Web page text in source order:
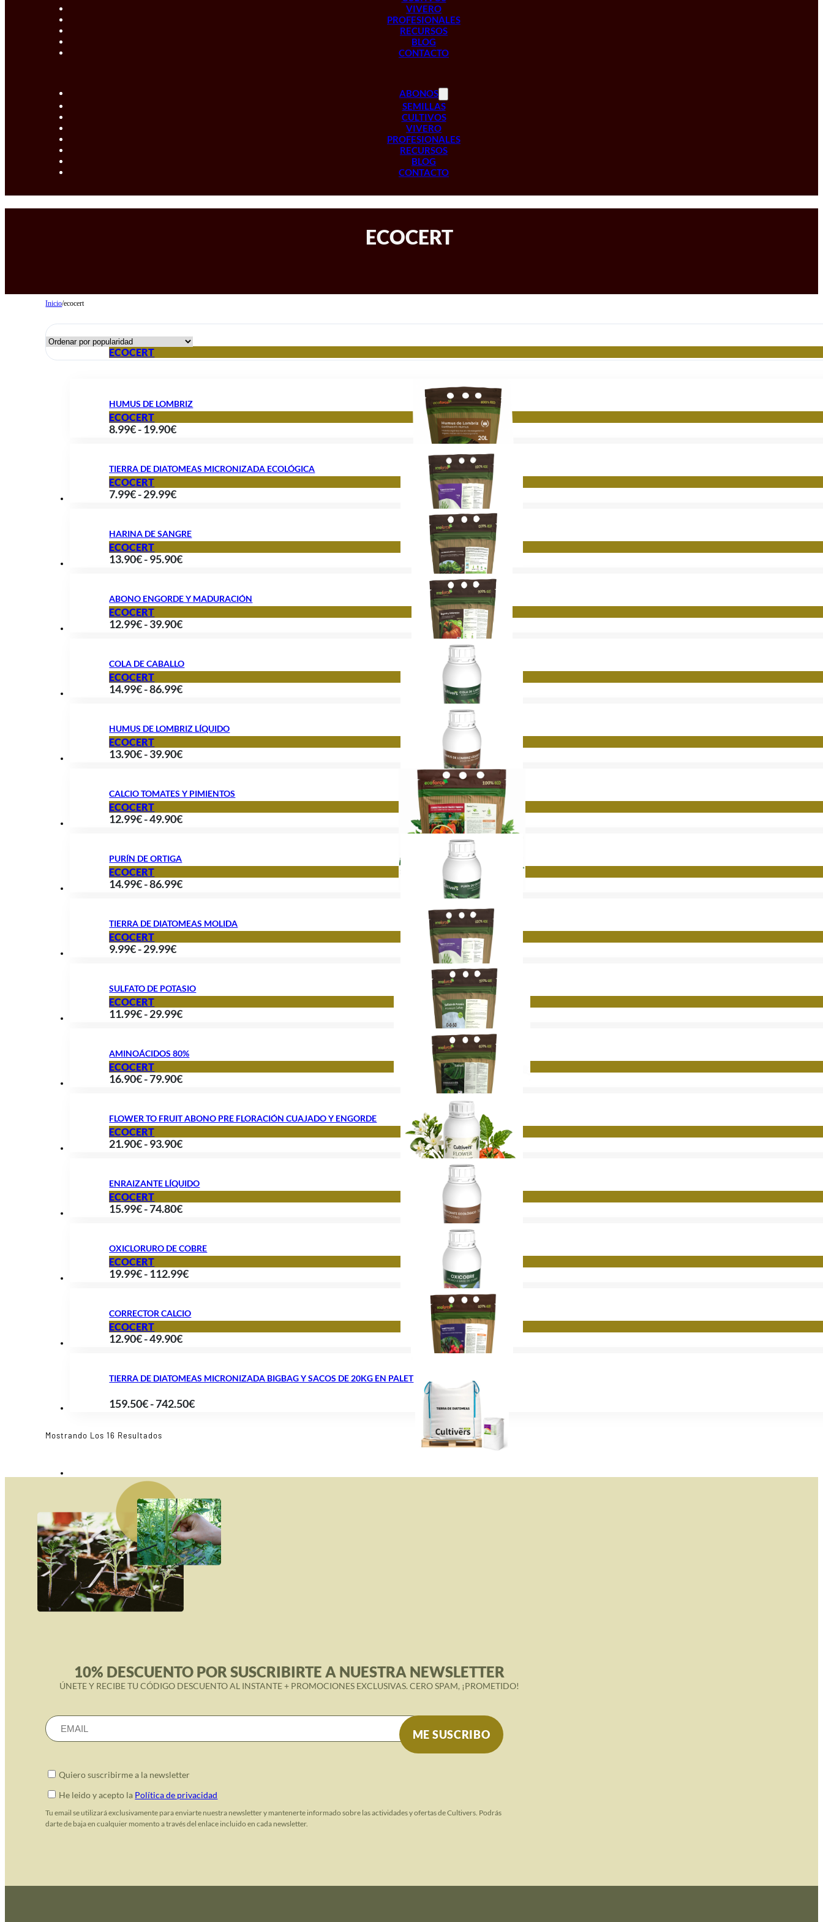
VIVERO
PROFESIONALES
RECURSOS
BLOG
CONTACTO
ABONOS
SEMILLAS
CULTIVOS
VIVERO
PROFESIONALES
RECURSOS
BLOG
CONTACTO
ECOCERT
Inicio/ecocert
ECOCERT
HUMUS DE LOMBRIZ
8.99€-19.90€Rango
desde
8.99€
19.90€
ECOCERT
TIERRA DE DIATOMEAS MICRONIZADA ECOLÓGICA
7.99€-29.99€Rango
desde
7.99€
29.99€
ECOCERT
HARINA DE SANGRE
13.90€-95.90€Rango
desde
13.90€
95.90€
ECOCERT
ABONO ENGORDE Y MADURACIÓN
12.99€-39.90€Rango
desde
12.99€
39.90€
ECOCERT
COLA DE CABALLO
14.99€-86.99€Rango
precios:
desde
14.99€
86.99€
ECOCERT
HUMUS DE LOMBRIZ LÍQUIDO
13.90€-39.90€Rango
desde
13.90€
ECOCERT
CALCIO TOMATES Y PIMIENTOS
12.99€-49.90€Rango
desde
12.99€
49.90€
ECOCERT
PURÍN DE ORTIGA
14.99€-86.99€Rango
desde
86.99€
ECOCERT
TIERRA DE DIATOMEAS MOLIDA
9.99€-29.99€Rango
desde
9.99€
29.99€
ECOCERT
SULFATO DE POTASIO
11.99€-29.99€Rango
desde
11.99€
29.99€
ECOCERT
AMINOÁCIDOS 80%
16.90€-79.90€Rango
desde
16.90€
79.90€
ECOCERT
FLOWER TO FRUIT ABONO PRE FLORACIÓN CUAJADO Y ENGORDE
21.90€-93.90€Rango
desde
21.90€
93.90€
ECOCERT
ENRAIZANTE LÍQUIDO
15.99€-74.80€Rango
desde
15.99€
74.80€
ECOCERT
OXICLORURO DE COBRE
19.99€-112.99€Rango
desde
112.99€
ECOCERT
CORRECTOR CALCIO
12.90€-49.90€Rango
desde
12.90€
ECOCERT
TIERRA DE DIATOMEAS MICRONIZADA BIGBAG Y SACOS DE 20KG EN PALET
159.50€-742.50€Rango
742.50€
Mostrando Los 16 Resultados
10% DESCUENTO POR SUSCRIBIRTE A NUESTRA NEWSLETTER
ÚNETE Y RECIBE TU CÓDIGO DESCUENTO AL INSTANTE + PROMOCIONES EXCLUSIVAS. CERO SPAM, ¡PROMETIDO!
Quiero suscribirme a la newsletter
He leido y acepto la Política de privacidad
Tu email se utilizará exclusivamente para enviarte nuestra newsletter y mantenerte informado sobre las actividades y ofertas de Cultivers. Podrás
darte de baja en cualquier momento a través del enlace incluido en cada newsletter.